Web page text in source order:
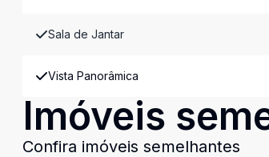
Sala de Jantar
Vista Panorâmica
Imóveis
Confira imóveis semelhantes